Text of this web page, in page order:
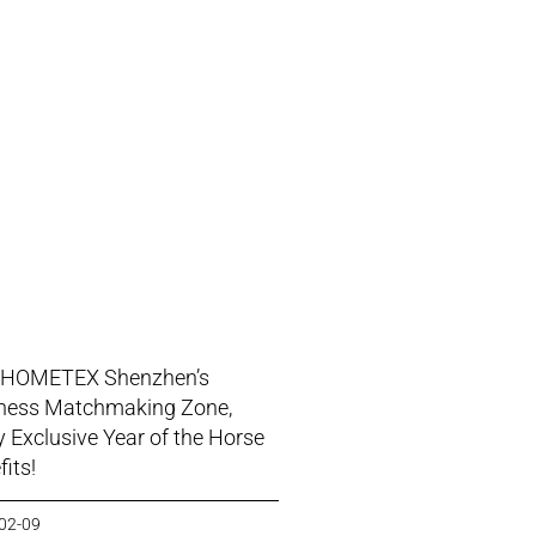
Shenzhen’s
Matchmaking Zone,
Exclusive Year of the Horse
09